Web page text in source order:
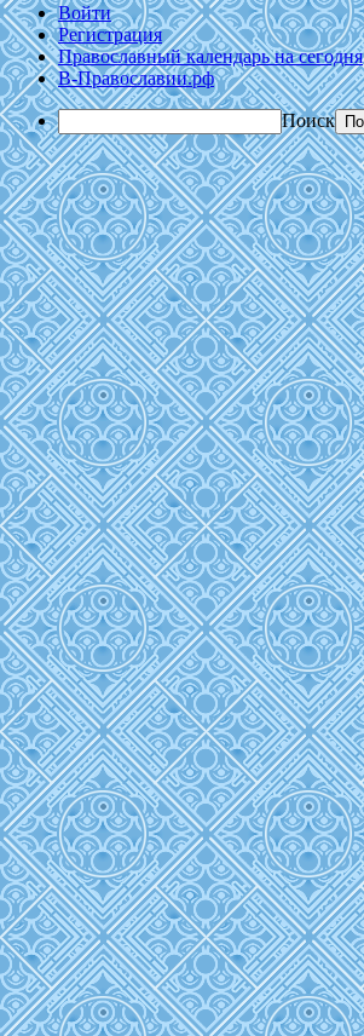
Войти
Регистрация
Православный календарь на сегодня
В-Православии.рф
Поиск